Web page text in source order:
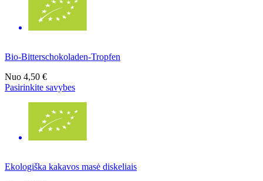
Bio-Bitterschokoladen-Tropfen
Nuo 4,50 €
Pasirinkite savybes
Ekologiška kakavos masė diskeliais